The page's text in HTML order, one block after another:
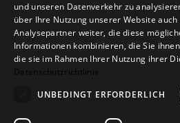
und unseren Datenverkehr zu
über Ihre Nutzung unserer Website
Analysepartner weiter, die diese
Informationen kombinieren, die Sie
die sie im Rahmen Ihrer Nutzung ihrer
Datenschutzrichtlinie
UNBEDINGT ERFORDERLICH